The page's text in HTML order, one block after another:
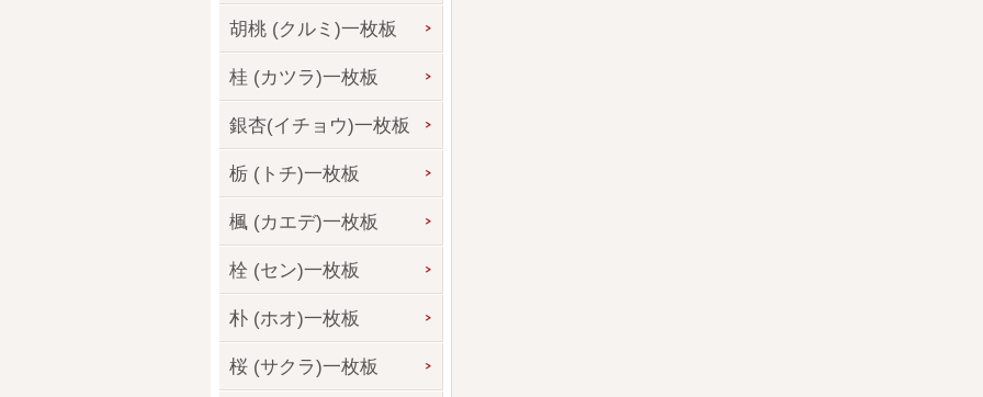
胡桃 (クルミ)一枚板
桂 (カツラ)一枚板
銀杏(イチョウ)一枚板
栃 (トチ)一枚板
楓 (カエデ)一枚板
栓 (セン)一枚板
朴 (ホオ)一枚板
桜 (サクラ)一枚板